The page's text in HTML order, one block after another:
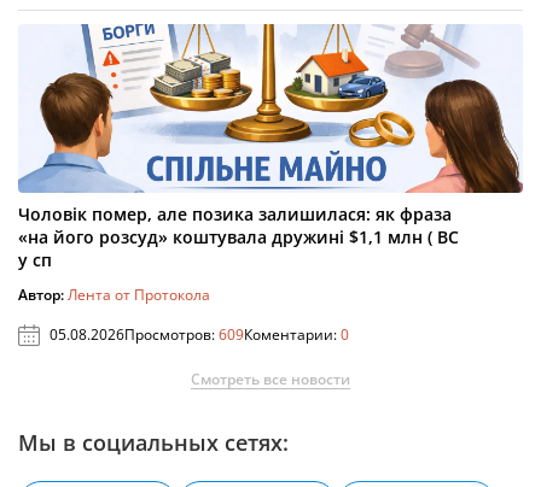
Чоловік помер, але позика залишилася: як фраза
«на його розсуд» коштувала дружині $1,1 млн ( ВС
у сп
Автор:Лента от Протокола
05.08.2026Просмотров:609Коментарии:0
Смотреть все новости
Мы в социальных сетях: